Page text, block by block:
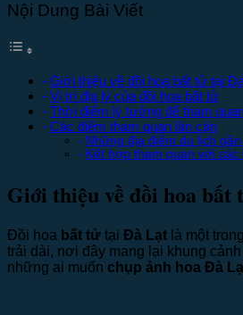
Nội Dung Bài Viết
Giới thiệu về đồi hoa bất tử tại
Vị trí địa lý của đồi hoa bất tử
Thời điểm lý tưởng để tham
Các điểm tham quan lân cận
Những địa điểm du lịch
Kết hợp tham quan với các
Giới thiệu về đồi hoa
Đồi hoa bất tử tại Đà Lạt là một
trải dài, nơi đây mang lại khung
những ai muốn chụp ảnh hoa Đà